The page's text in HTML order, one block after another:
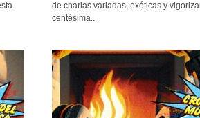
de charlas variadas, exóticas y
centésima...